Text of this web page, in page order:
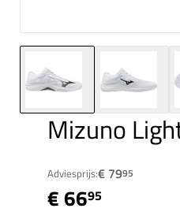
Mizuno
Adviesprijs:€ 7995
€ 6695